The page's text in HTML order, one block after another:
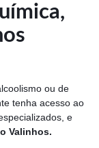
ou de
tenha acesso ao
e
Valinhos.